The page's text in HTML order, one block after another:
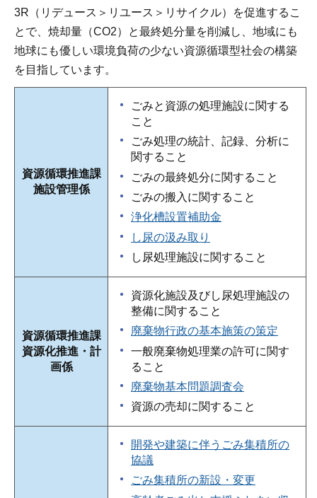
3R（リデュース＞リユース＞リサイクル）を促進するこ
とで、焼却量（CO2）と最終処分量を削減し、地域にも
地球にも優しい環境負荷の少ない資源循環型社会の構築
を目指しています。
資源循環推進課
施設管理係
ごみと資源の処理施設に関する
こと
ごみ処理の統計、記録、分析に
関すること
ごみの最終処分に関すること
ごみの搬入に関すること
浄化槽設置補助金
し尿の汲み取り
し尿処理施設に関すること
資源循環推進課
資源化推進・計
画係
資源化施設及びし尿処理施設の
整備に関すること
廃棄物行政の基本施策の策定
一般廃棄物処理業の許可に関す
ること
廃棄物基本問題調査会
資源の売却に関すること
開発や建築に伴うごみ集積所の
協議
ごみ集積所の新設・変更